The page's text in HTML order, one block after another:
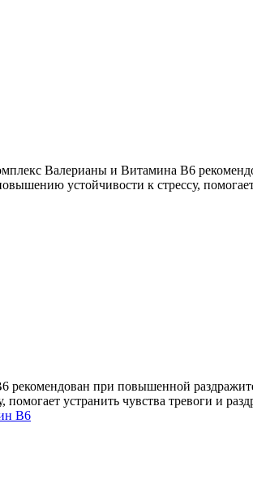
Валерианы и Витамина В6
устойчивости к стрессу,
при повышенной
устранить чувства тревоги и
B6